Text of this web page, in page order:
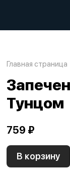
Главная страница
Тунцом
759 ₽
В корзину